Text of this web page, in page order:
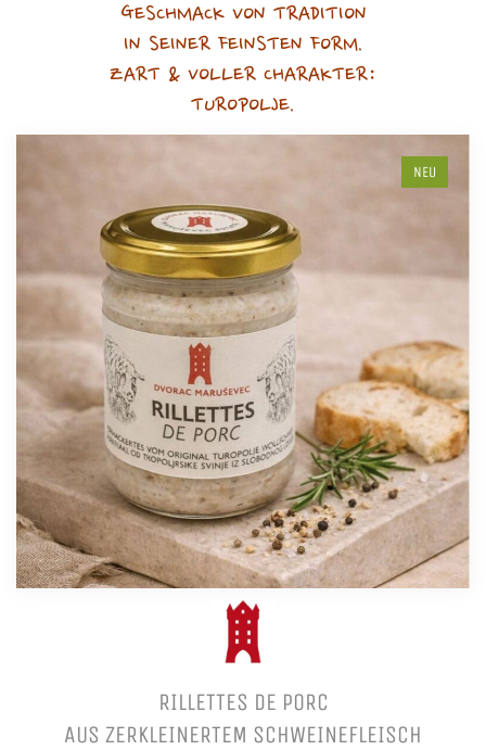
GESCHMACK VON TRADITION
IN SEINER FEINSTEN FORM.
ZART & VOLLER CHARAKTER:
TUROPOLJE.
NEU
RILLETTES DE PORC
AUS ZERKLEINERTEM SCHWEINEFLEISCH